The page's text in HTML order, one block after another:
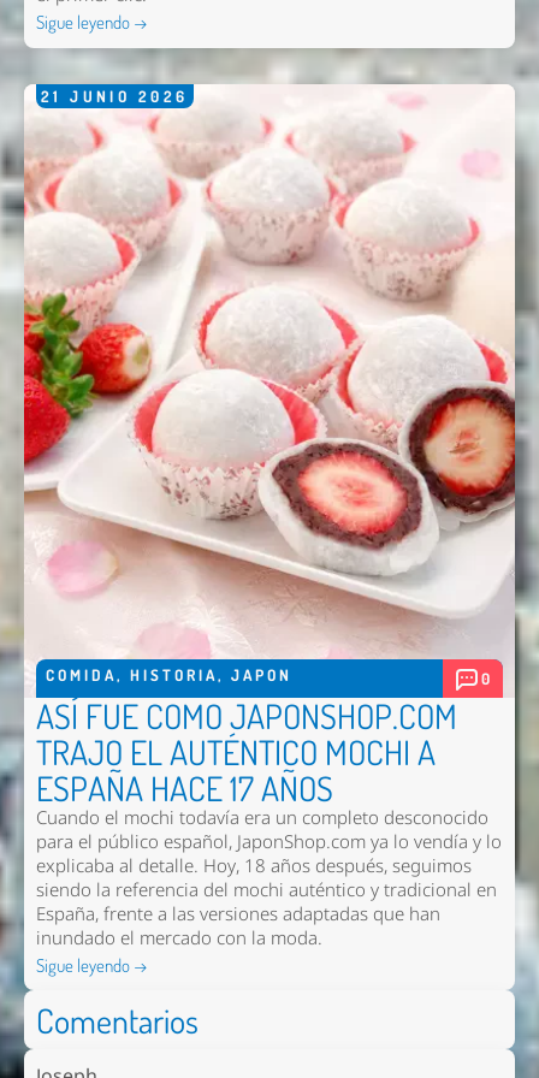
Sigue leyendo →
21 JUNIO 2026
COMIDA, HISTORIA, JAPON 0
ASÍ FUE COMO JAPONSHOP.COM
TRAJO EL AUTÉNTICO MOCHI A
ESPAÑA HACE 17 AÑOS
Cuando el mochi todavía era un completo desconocido
para el público español, JaponShop.com ya lo vendía y lo
explicaba al detalle. Hoy, 18 años después, seguimos
siendo la referencia del mochi auténtico y tradicional en
España, frente a las versiones adaptadas que han
inundado el mercado con la moda.
Sigue leyendo →
Comentarios
Enviar